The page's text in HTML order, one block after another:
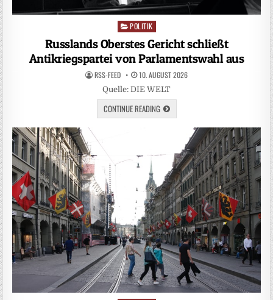
Posted
POLITIK
Russlands Oberstes Gericht schließt
Antikriegspartei von Parlamentswahl aus
RSS-FEED 10. AUGUST 2026
Quelle: DIE WELT
CONTINUE READING